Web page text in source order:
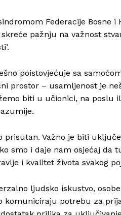
Federacije Bosne i
pažnju na važnost
poistovjećuje sa
prostor – usamljenost je
biti u učionici, na poslu
prisutan. Važno je biti
smo i daje nam osjećaj da
i kvalitet života svakog
ljudsko iskustvo,
komuniciraju potrebu za